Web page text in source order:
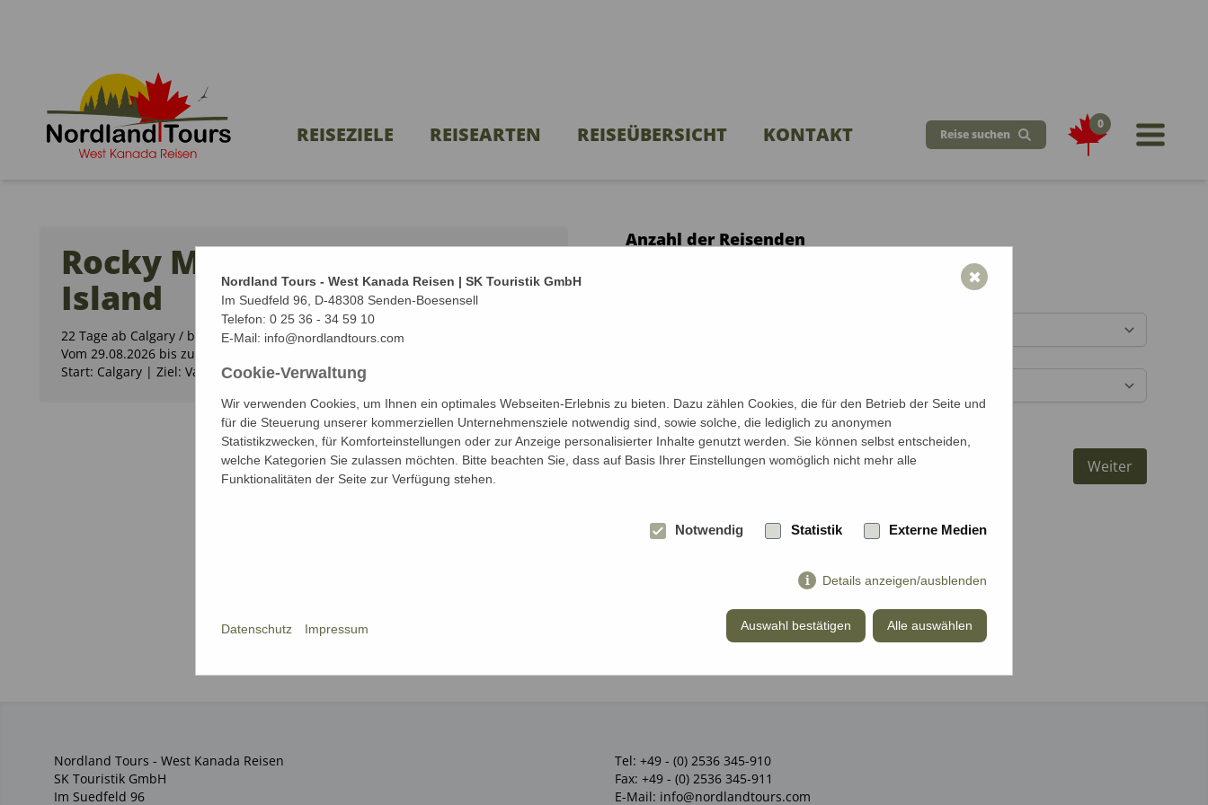
REISEZIELE REISEARTEN REISEÜBERSICHT KONTAKT Reise suchen
0
Rocky Mountains & Ocean
Island
22 Tage ab Calgary / bis Vancouver
Vom 29.08.2026 bis zum 19.09.2026 (22 Tage)
Start: Calgary | Ziel: Vancouver
Anzahl der Reisenden
Jahren*
Weiter
Nordland Tours - West Kanada Reisen
SK Touristik GmbH
Im Suedfeld 96
Tel: +49 - (0) 2536 345-910
Fax: +49 - (0) 2536 345-911
E-Mail: info@nordlandtours.com
Nordland Tours - West Kanada Reisen | SK Touristik GmbH
Im Suedfeld 96, D-48308 Senden-Boesensell
Telefon: 0 25 36 - 34 59 10
E-Mail: info@nordlandtours.com
Cookie-Verwaltung
Wir verwenden Cookies, um Ihnen ein optimales Webseiten-Erlebnis zu bieten. Dazu zählen Cookies, die für den Betrieb der Seite und
für die Steuerung unserer kommerziellen Unternehmensziele notwendig sind, sowie solche, die lediglich zu anonymen
Statistikzwecken, für Komforteinstellungen oder zur Anzeige personalisierter Inhalte genutzt werden. Sie können selbst entscheiden,
welche Kategorien Sie zulassen möchten. Bitte beachten Sie, dass auf Basis Ihrer Einstellungen womöglich nicht mehr alle
Funktionalitäten der Seite zur Verfügung stehen.
Notwendig Statistik Externe Medien
Details anzeigen/ausblenden
Auswahl bestätigen Alle auswählen
Datenschutz Impressum
✖